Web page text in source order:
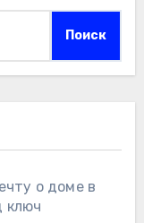
о доме в
ключ